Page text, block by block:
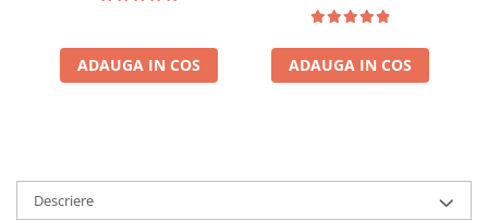
ADAUGA IN COS ADAUGA IN COS
Descriere